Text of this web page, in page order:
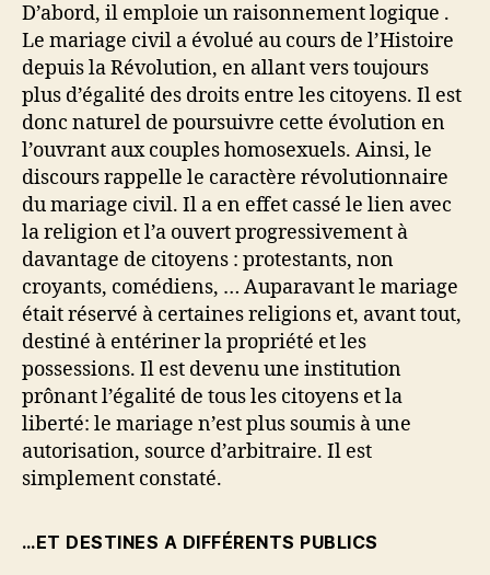
D’abord, il emploie un raisonnement logique .
Le mariage civil a évolué au cours de l’Histoire
depuis la Révolution, en allant vers toujours
plus d’égalité des droits entre les citoyens. Il est
donc naturel de poursuivre cette évolution en
l’ouvrant aux couples homosexuels. Ainsi, le
discours rappelle le caractère révolutionnaire
du mariage civil. Il a en effet cassé le lien avec
la religion et l’a ouvert progressivement à
davantage de citoyens : protestants, non
croyants, comédiens, … Auparavant le mariage
était réservé à certaines religions et, avant tout,
destiné à entériner la propriété et les
possessions. Il est devenu une institution
prônant l’égalité de tous les citoyens et la
liberté: le mariage n’est plus soumis à une
autorisation, source d’arbitraire. Il est
simplement constaté.
…ET DESTINES A DIFFÉRENTS PUBLICS